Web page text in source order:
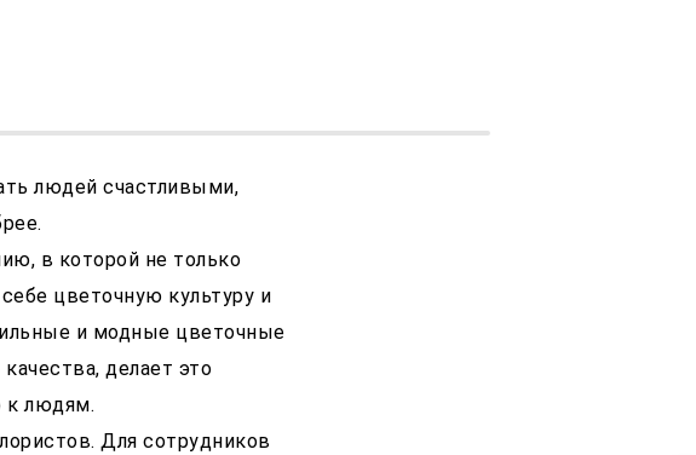
людей счастливыми,
в которой не только
цветочную культуру и
и модные цветочные
делает это
к людям.
Для сотрудников